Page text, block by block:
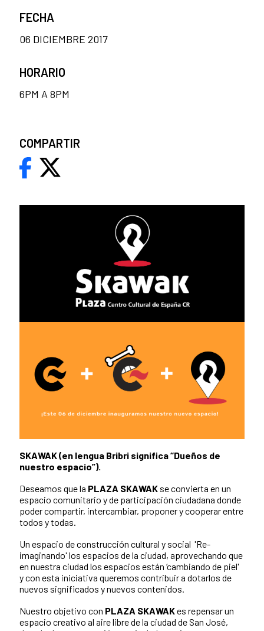
SKAWAK (en lengua Bribri significa “Dueños de
nuestro espacio”).
Deseamos que la PLAZA SKAWAK se convierta en un
espacio comunitario y de participación ciudadana donde
poder compartir, intercambiar, proponer y cooperar entre
todos y todas.
Un espacio de construcción cultural y social 'Re-
imaginando' los espacios de la ciudad, aprovechando que
en nuestra ciudad los espacios están ‘cambiando de piel'
y con esta iniciativa queremos contribuir a dotarlos de
nuevos significados y nuevos contenidos.
Nuestro objetivo con PLAZA SKAWAKes repensar un
espacio creativo al aire libre de la ciudad de San José,
FECHA
06 DICIEMBRE 2017
HORARIO
6PM A 8PM
COMPARTIR